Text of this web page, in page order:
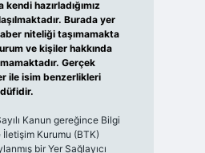
hazırladığımız
Burada yer
niteliği taşımamakta
ve kişiler hakkında
Gerçek
ile isim benzerlikleri
Kanun gereğince Bilgi
Kurumu (BTK)
bir Yer Sağlayıcı